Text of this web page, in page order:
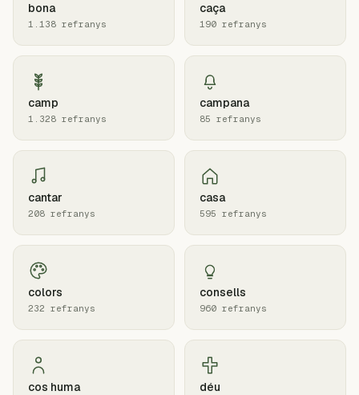
bona
1.138 refranys
caça
190 refranys
camp
1.328 refranys
campana
85 refranys
cantar
208 refranys
casa
595 refranys
colors
232 refranys
consells
960 refranys
cos huma déu